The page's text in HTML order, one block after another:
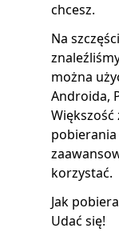
chcesz.
Na
można
Androida,
korzystać.
Jak
Udać się!